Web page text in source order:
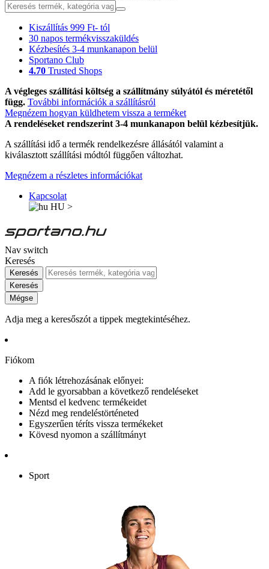
Kiszállítás 999 Ft- tól
30 napos termékvisszaküldés
Kézbesítés 3-4 munkanapon belül
Sportano Club
4.70 Trusted Shops
A végleges szállítási költség a szállítmány súlyától és méretétől
függ. További információk a szállításról
Megnézem hogyan küldhetem vissza a terméket
A rendeléseket rendszerint 3-4 munkanapon belül kézbesítjük.
A szállítási idő a termék rendelkezésre állásától valamint a
kiválasztott szállítási módtól függően változhat.
Megnézem a részletes információkat
Kapcsolat
HU >
Nav switch
Keresés
Keresés
Keresés
Mégse
Adja meg a keresőszót a tippek megtekintéséhez.
Fiókom
A fiók létrehozásának előnyei:
Add le gyorsabban a következő rendeléseket
Mentsd el kedvenc termékeidet
Nézd meg rendeléstörténeted
Egyszerűen téríts vissza termékeket
Kövesd nyomon a szállítmányt
Sport